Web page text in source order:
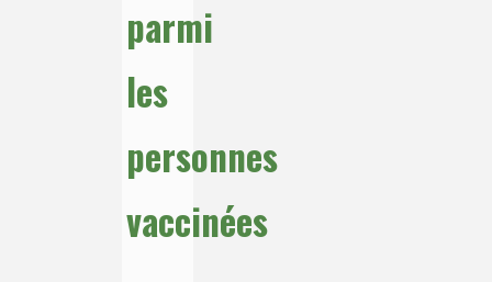
parmi
les
personnes
vaccinées